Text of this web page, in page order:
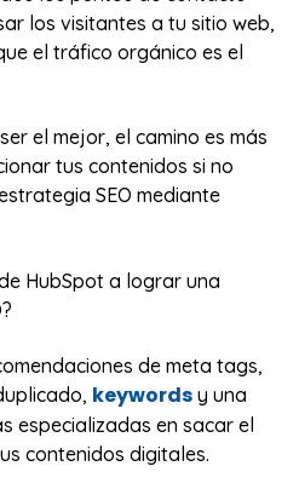
los visitantes a tu sitio web,
el tráfico orgánico es el
el mejor, el camino es más
tus contenidos si no
SEO mediante
HubSpot a lograr una
de meta tags,
keywords y una
especializadas en sacar el
contenidos digitales.